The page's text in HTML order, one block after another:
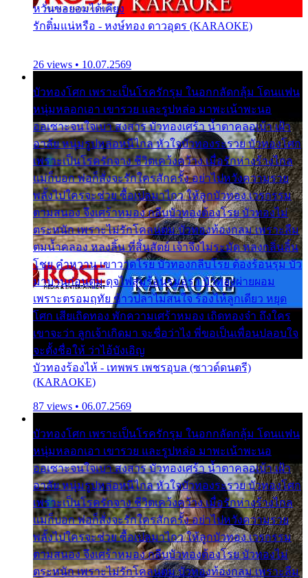
หวั่นขอยอมได้เคียง
รักติ๋มแน่หรือ - หงษ์ทอง ดาวอุดร (KARAOKE)
26 views • 10.07.2569
บัวทองโศก เพราะเป็นโรครักรุม ในอกกลัดกลุ้ม โดนแฟน
หนุ่มหลอกเอา เขารวย และรูปหล่อ มาพะเน้าพะนอ
ออเซาะจนใจเบา สงสาร บัวทองเศร้า น้ำตาคลอเบ้า เฝ้า
อาลัย หนุ่มรูปหล่อหนีไกล หัวใจบัวทองระรวย บัวทองโศก
เพราะเป็นโรครักจาง ชีวิตเคว้งคว้าง เมื่อรักห่างร้างไกล
แม่ก็บอก พ่อก็สั่งจะรักใครสักครั้ง อย่าไปหวังความรวย
พลั้งไปใครจะช่วย ซื้อเปลมาไกว ให้ลูกบัวทอง เวรกรรม
ตามสนอง จึงเศร้าหมอง กลีบบัวทองต้องโรย บัวทองไม่
ตระหนัก เพราะไม่รักโคลนตม บัวทองท้องกลม เพราะลืม
ตมน้ำคลอง หลงลิ้น ที่สิ้นสัตย์ เจ้าจึงไม่ระมัด หลงกลิ่นลิ้น
โชย คำหวาน เขาวาดโรย บัวทองกลีบโรย ต้องร้อนรุม บัว
มาบานก่อนตูม ดุจไฟสุมร้อนรุมอุรา บัวทองผ่ายผอม
เพราะตรอมฤทัย ข้าวปลาไม่สนใจ ร้องไห้ลูกเดียว หยุด
โศก เสียเถิดทอง พักความเศร้าหมอง เถิดทองจ๋า ถึงใคร
เขาจะว่า ลูกเจ้าเกิดมา จะชื่อว่าไง พี่ขอเป็นเพื่อนปลอบใจ
จะตั้งชื่อให้ ว่าไอ้บังเอิญ
บัวทองร้องไห้ - เทพพร เพชรอุบล (ซาวด์ดนตรี)
(KARAOKE)
87 views • 06.07.2569
บัวทองโศก เพราะเป็นโรครักรุม ในอกกลัดกลุ้ม โดนแฟน
หนุ่มหลอกเอา เขารวย และรูปหล่อ มาพะเน้าพะนอ
ออเซาะจนใจเบา สงสาร บัวทองเศร้า น้ำตาคลอเบ้า เฝ้า
อาลัย หนุ่มรูปหล่อหนีไกล หัวใจบัวทองระรวย บัวทองโศก
เพราะเป็นโรครักจาง ชีวิตเคว้งคว้าง เมื่อรักห่างร้างไกล
แม่ก็บอก พ่อก็สั่งจะรักใครสักครั้ง อย่าไปหวังความรวย
พลั้งไปใครจะช่วย ซื้อเปลมาไกว ให้ลูกบัวทอง เวรกรรม
ตามสนอง จึงเศร้าหมอง กลีบบัวทองต้องโรย บัวทองไม่
ตระหนัก เพราะไม่รักโคลนตม บัวทองท้องกลม เพราะลืม